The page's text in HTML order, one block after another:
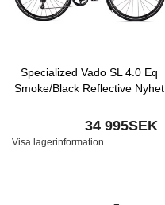
Specialized Vado SL 4.0 Eq
Smoke/Black Reflective Nyhet
34 995SEK
Visa lagerinformation